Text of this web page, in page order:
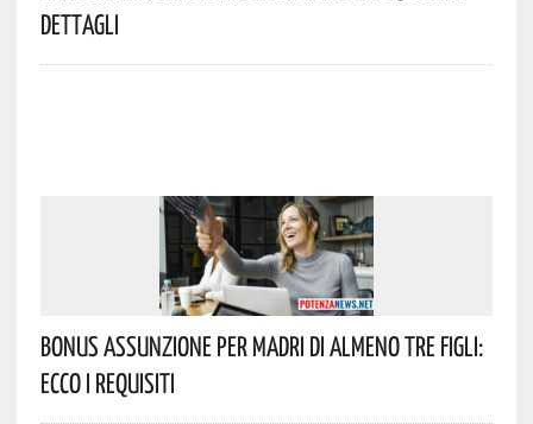
Dettagli
Bonus Assunzione Per Madri Di Almeno Tre Figli:
Ecco I Requisiti